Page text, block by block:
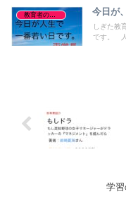
今日が
しぎた教
です。 人
学